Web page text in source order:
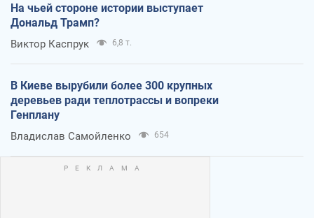
На чьей стороне истории выступает
Дональд Трамп?
Виктор Каспрук 6,8 т.
В Киеве вырубили более 300 крупных
деревьев ради теплотрассы и вопреки
Генплану
Владислав Самойленко 654